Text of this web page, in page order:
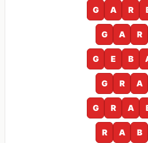
G A R
G A R
G E B
G R A
G R A
R A B